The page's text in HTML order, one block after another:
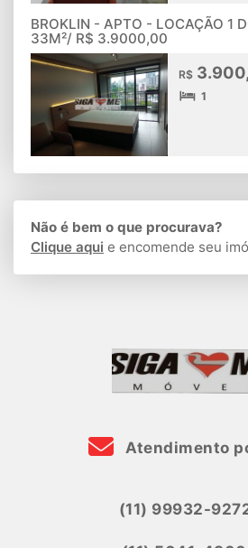
BROKLIN - APTO - LOCAÇÃO 1
33M²/ R$ 3.9000,00
R$
1
Não é bem o que procurava?
Clique aqui e encomende seu
Atendimento
(11) 99932-